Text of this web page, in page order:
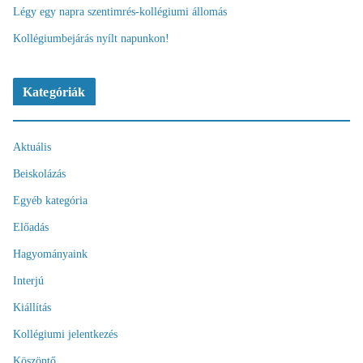
Légy egy napra szentimrés-kollégiumi állomás
Kollégiumbejárás nyílt napunkon!
Kategóriák
Aktuális
Beiskolázás
Egyéb kategória
Előadás
Hagyományaink
Interjú
Kiállítás
Kollégiumi jelentkezés